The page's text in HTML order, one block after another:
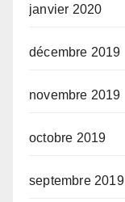
janvier 2020
décembre 2019
novembre 2019
octobre 2019
septembre 2019